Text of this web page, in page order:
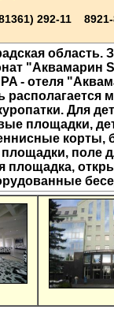
292-11
область.
"Аквамарин
- отеля
располагается
Для
площадки,
корты,
поле
площадка,